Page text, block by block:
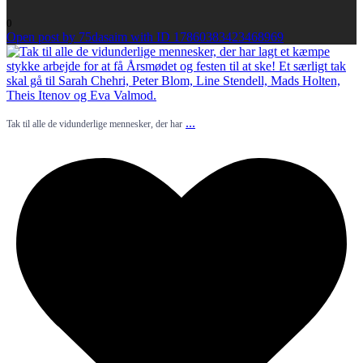
0
Open post by 75dasaim with ID 17860383423468969
Tak til alle de vidunderlige mennesker, der har ...